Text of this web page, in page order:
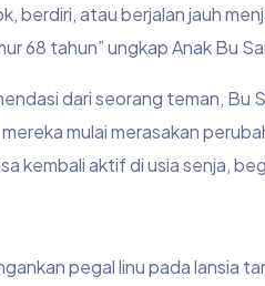
berdiri, atau berjalan jauh
68 tahun” ungkap Anak Bu
dari seorang teman, Bu
mulai merasakan
kembali aktif di usia senja,
pegal linu pada lansia